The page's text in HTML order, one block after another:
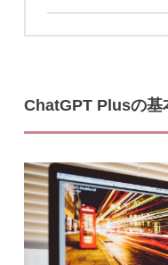
ChatGPT Plusの基